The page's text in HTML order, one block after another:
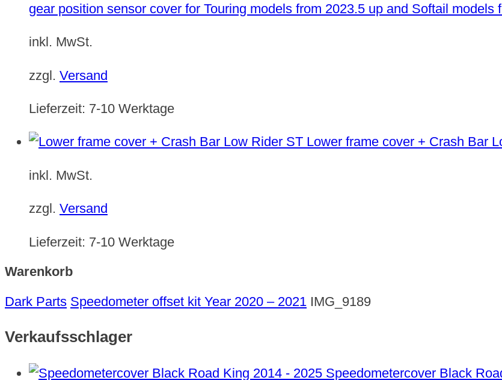
gear position sensor cover for Touring models from 2023.5 up and Softail models
inkl. MwSt.
zzgl. Versand
Lieferzeit: 7-10 Werktage
Lower frame cover + Crash Bar
inkl. MwSt.
zzgl. Versand
Lieferzeit: 7-10 Werktage
Warenkorb
Dark Parts Speedometer offset kit Year 2020 – 2021 IMG_9189
Verkaufsschlager
Speedometercover Black